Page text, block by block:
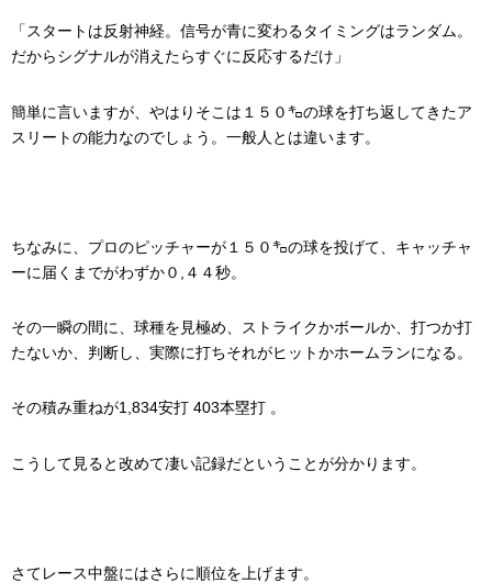
「スタートは反射神経。信号が青に変わるタイミングはランダム。
だからシグナルが消えたらすぐに反応するだけ」
簡単に言いますが、やはりそこは１５０㌔の球を打ち返してきたア
スリートの能力なのでしょう。一般人とは違います。
ちなみに、プロのピッチャーが１５０㌔の球を投げて、キャッチャ
ーに届くまでがわずか０,４４秒。
その一瞬の間に、球種を見極め、ストライクかボールか、打つか打
たないか、判断し、実際に打ちそれがヒットかホームランになる。
その積み重ねが1,834安打 403本塁打 。
こうして見ると改めて凄い記録だということが分かります。
さてレース中盤にはさらに順位を上げます。